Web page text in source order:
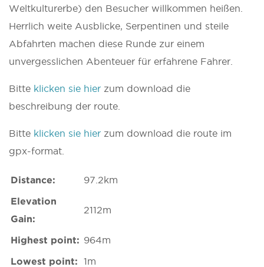
Weltkulturerbe) den Besucher willkommen heißen.
Herrlich weite Ausblicke, Serpentinen und steile
Abfahrten machen diese Runde zur einem
unvergesslichen Abenteuer für erfahrene Fahrer.
Bitte klicken sie hier zum download die
beschreibung der route.
Bitte klicken sie hier zum download die route im
gpx-format.
Distance:
97.2km
Elevation
Gain:
2112m
Highest point: 964m
Lowest point:
1m